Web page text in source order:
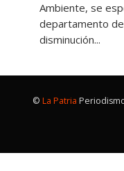
Ambiente, se
departamento
disminución...
© La Patria